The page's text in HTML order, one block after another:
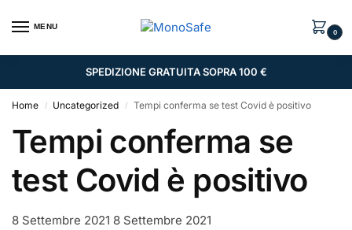
MENU
0
SPEDIZIONE GRATUITA SOPRA 100 €
Home / Uncategorized / Tempi conferma se test Covid è positivo
Tempi conferma se
test Covid è positivo
8 Settembre 2021 8 Settembre 2021